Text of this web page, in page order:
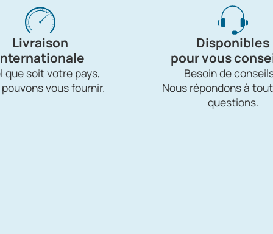
Livraison
que soit votre pays,
vous fournir.
Disponibles
pour vous
Besoin de
Nous répondons à
questions.